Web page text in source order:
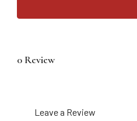
0 Review
Leave a Review